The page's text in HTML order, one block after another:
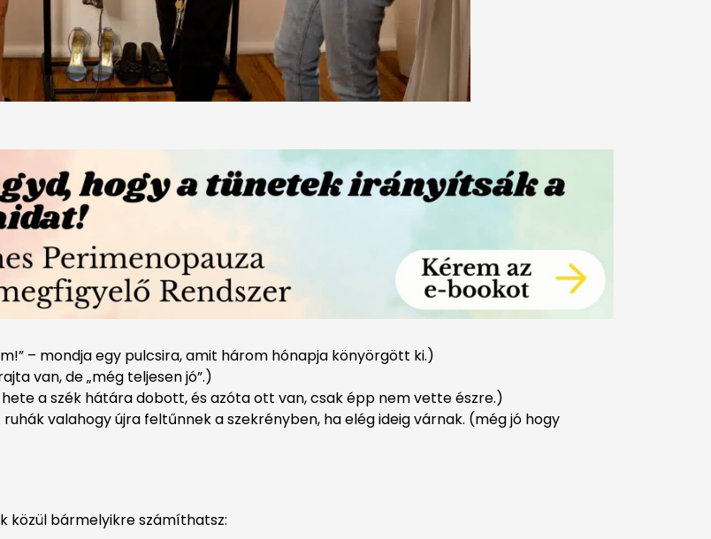
– mondja egy pulcsira, amit három hónapja könyörgött ki.)
van, de „még teljesen jó”.)
a szék hátára dobott, és azóta ott van, csak épp nem vette észre.)
valahogy újra feltűnnek a szekrényben, ha elég ideig várnak. (még jó hogy
közül bármelyikre számíthatsz: